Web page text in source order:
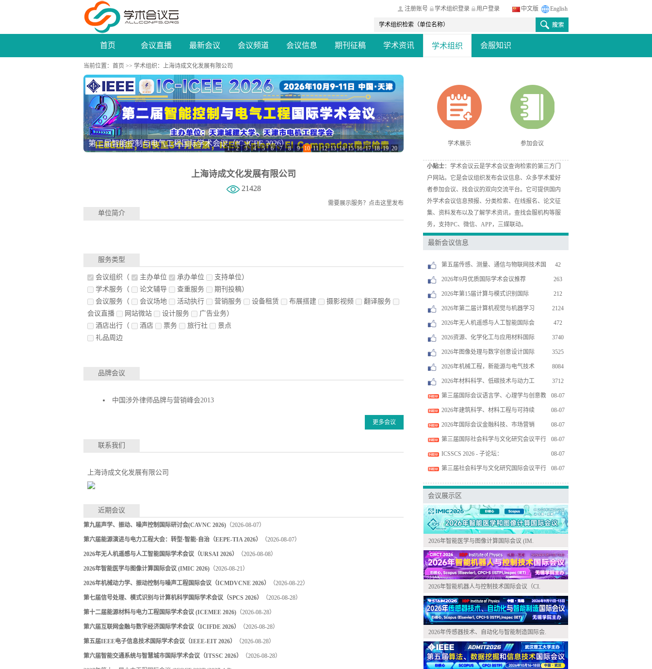
中文版 English
注册账号 学术组织登录 用户登录
首页 会议直播 最新会议 会议频道 会议信息 期刊征稿 学术资讯 学术组织 会服知识
当前位置： 首页 >> 学术组织 ：上海诗成文化发展有限公司
第二届智能控制与电气工程国际学术会议（IC-ICEE 2026）
1 2 3 4 5 6 7 8 9 10 11 12 13 14 15 16 17 18 19 20
上海诗成文化发展有限公司
21428
需要展示服务？ 点击这里发布
单位简介
服务类型
会议组织 （ 主办单位 承办单位
支持单位）
学术服务 （ 论文辅导 查重服务
期刊投稿）
会议服务 （ 会议场地 活动执行 营销服务 设备租赁 布展搭建 摄影视频
翻译服务
会议直播
网站微站 设计服务
广告业务）
酒店出行 （ 酒店 票务 旅行社
景点
礼品周边
品牌会议
中国涉外律师品牌与营销峰会2013
更多会议
联系我们
上海诗成文化发展有限公司
近期会议
第九届声学、振动、噪声控制国际研讨会(CAVNC 2026) （2026-08-07）
第六届能源演进与电力工程大会：转型·智能·自治（EEPE-TIA 2026） （2026-08-07）
2026年无人机遥感与人工智能国际学术会议（URSAI 2026） （2026-08-08）
2026年智能医学与图像计算国际会议 (IMIC 2026) （2026-08-21）
2026年机械动力学、振动控制与噪声工程国际会议（ICMDVCNE 2026） （2026-08-22）
第七届信号处理、模式识别与计算机科学国际学术会议（SPCS 2026） （2026-08-28）
第十二届能源材料与电力工程国际学术会议 (ICEMEE 2026) （2026-08-28）
第六届互联网金融与数字经济国际学术会议（ICIFDE 2026） （2026-08-28）
第五届IEEE电子信息技术国际学术会议（IEEE-EIT 2026） （2026-08-28）
第六届智能交通系统与智慧城市国际学术会议（ITSSC 2026） （2026-08-28）
学术展示 参加会议
小贴士：学术会议云是学术会议查询检索的第三方门
户网站。它是会议组织发布会议信息、众多学术爱好
者参加会议、找会议的双向交流平台。它可提供国内
外学术会议信息预报、分类检索、在线报名、论文征
集、资料发布以及了解学术资讯，查找会服机构等服
务，支持PC、微信、APP，三媒联动。
最新会议信息
第五届传感、测量、通信与物联网技术国 42
2026年9月优质国际学术会议推荐 263
2026年第15届计算与模式识别国际 212
2026年第二届计算机视觉与机器学习 2124
2026年无人机遥感与人工智能国际会 472
2026资源、化学化工与应用材料国际 3740
2026年图像处理与数字创意设计国际 3525
2026年机械工程，新能源与电气技术 8084
2026年材料科学、低碳技术与动力工 3712
第三届国际会议语言学、心理学与创意教 08-07
2026年建筑科学、材料工程与可持续 08-07
2026年国际会议金融科技、市场营销 08-07
第三届国际社会科学与文化研究会议平行 08-07
ICSSCS 2026 - 子论坛： 08-07
第三届社会科学与文化研究国际会议平行 08-07
会议展示区
2026年智能医学与图像计算国际会议 (IM.
2026年智能机器人与控制技术国际会议（CI.
2026年传感器技术、自动化与智能制造国际会.